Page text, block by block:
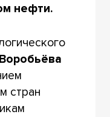
нефти.
стран